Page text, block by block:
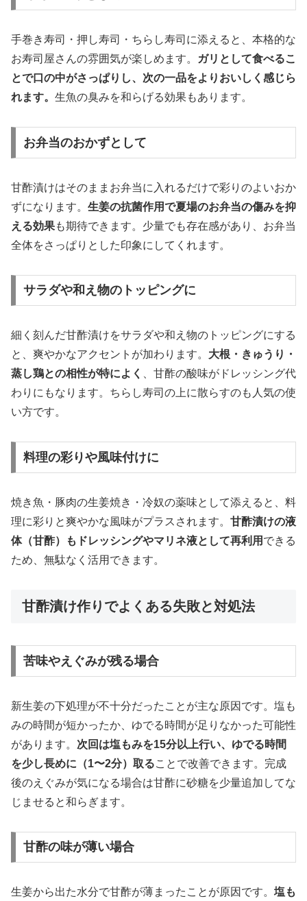
手巻き寿司・押し寿司・ちらし寿司に添えると、本格的な
お寿司屋さんの雰囲気が楽しめます。
ガリとして食べるこ
とで口の中がさっぱりし、次の一品をよりおいしく感じら
れます。 生魚の臭みを和らげる効果もあります。
お弁当のおかずとして
甘酢漬けはそのままお弁当に入れるだけで彩りのよいおか
ずになります。 生姜の抗菌作用で夏場のお弁当の傷みを抑
える効果も期待できます。少量でも存在感があり、お弁当
全体をさっぱりとした印象にしてくれます。
サラダや和え物のトッピングに
細く刻んだ甘酢漬けをサラダや和え物のトッピングにする
と、爽やかなアクセントが加わります。 大根・きゅうり・
蒸し鶏との相性が特によく
、甘酢の酸味がドレッシング代
わりにもなります。ちらし寿司の上に散らすのも人気の使
い方です。
料理の彩りや風味付けに
焼き魚・豚肉の生姜焼き・冷奴の薬味として添えると、料
理に彩りと爽やかな風味がプラスされます。 甘酢漬けの液
体（甘酢）もドレッシングやマリネ液として再利用 できる
ため、無駄なく活用できます。
甘酢漬け作りでよくある失敗と対処法
苦味やえぐみが残る場合
新生姜の下処理が不十分だったことが主な原因です。塩も
みの時間が短かったか、ゆでる時間が足りなかった可能性
があります。 次回は塩もみを15分以上行い、ゆでる時間
を少し長めに（1〜2分）取ることで改善できます。完成
後のえぐみが気になる場合は甘酢に砂糖を少量追加してな
じませると和らぎます。
甘酢の味が薄い場合
生姜から出た水分で甘酢が薄まったことが原因です。 塩も